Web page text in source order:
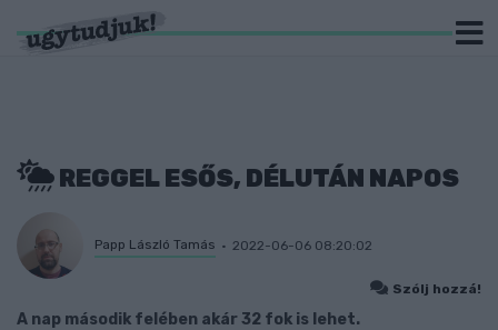
REGGEL ESŐS, DÉLUTÁN NAPOS
Papp László Tamás 2022-06-06 08:20:02
Szólj hozzá!
A nap második felében akár 32 fok is lehet.